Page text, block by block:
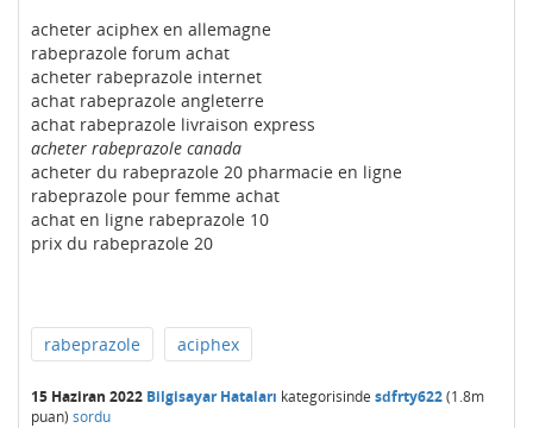
acheter aciphex en allemagne
rabeprazole forum achat
acheter rabeprazole internet
achat rabeprazole angleterre
achat rabeprazole livraison express
acheter rabeprazole canada
acheter du rabeprazole 20 pharmacie en ligne
rabeprazole pour femme achat
achat en ligne rabeprazole 10
prix du rabeprazole 20
rabeprazole aciphex
15 Haziran 2022 Bilgisayar Hataları kategorisinde sdfrty622(1.8m
puan) sordu